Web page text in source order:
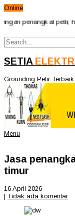
Online
penangkal petir,
SETIA
Grounding Petir
Menu
Jasa
timur
16 April 2026
| Tidak ada komentar